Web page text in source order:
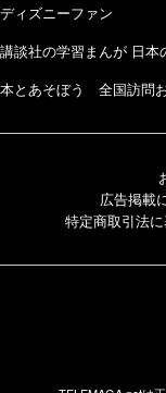
ディズニーファン
講談社の学習まんが 日本
本とあそぼう 全国訪問
広告掲載
特定商取引法